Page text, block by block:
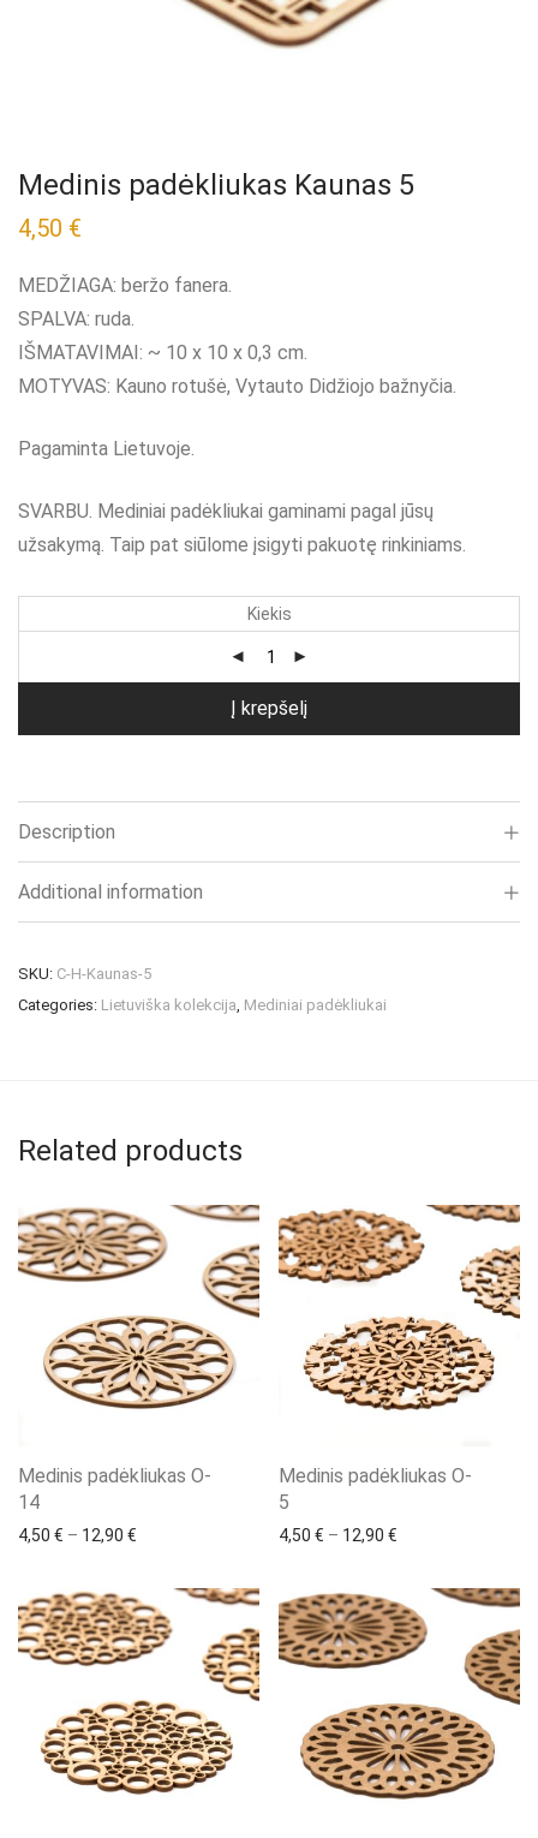
Medinis padėkliukas Kaunas 5
4,50 €
MEDŽIAGA: beržo fanera.
SPALVA: ruda.
IŠMATAVIMAI: ~ 10 x 10 x 0,3 cm.
MOTYVAS: Kauno rotušė, Vytauto Didžiojo bažnyčia.
Pagaminta Lietuvoje.
SVARBU. Mediniai padėkliukai gaminami pagal jūsų
užsakymą. Taip pat siūlome įsigyti pakuotę rinkiniams.
Kiekis
Į krepšelį
Description
Additional information
SKU: C-H-Kaunas-5
Categories: Lietuviška kolekcija, Mediniai padėkliukai
Related products
Medinis padėkliukas O-
14
4,50 € – 12,90 €
Medinis padėkliukas O-
5
4,50 € – 12,90 €